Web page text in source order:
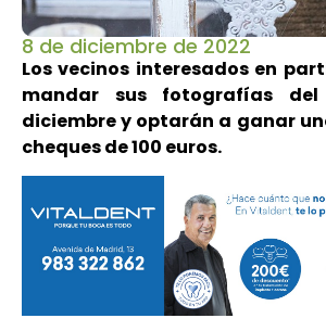
8 de diciembre de 2022
Los vecinos interesados en
mandar sus fotografías
diciembre y optarán a ganar
cheques de 100 euros.